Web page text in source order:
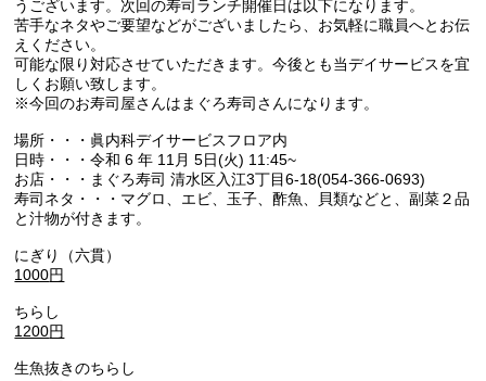
うございます。次回の寿司ランチ開催日は以下になります。
苦手なネタやご要望などがございましたら、お気軽に職員へとお伝
えください。
可能な限り対応させていただきます。今後とも当デイサービスを宜
しくお願い致します。
※今回のお寿司屋さんはまぐろ寿司さんになります。
場所・・・眞内科デイサービスフロア内
日時・・・令和 6 年 11月 5日(火) 11:45~
お店・・・まぐろ寿司 清水区入江3丁目6-18(054-366-0693)
寿司ネタ・・・マグロ、エビ、玉子、酢魚、貝類などと、副菜２品
と汁物が付きます。
にぎり（六貫）
1000円
ちらし
1200円
生魚抜きのちらし